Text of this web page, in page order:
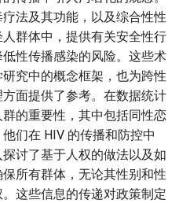
法及其功能，以及综合性性
群体中，提供有关安全性行
性传播感染的风险。这些术
究中的概念框架，也为跨性
面提供了参考。在数据统计
的重要性，其中包括同性恋
们在 HIV 的传播和防控中
讨了基于人权的做法以及如
所有群体，无论其性别和性
这些信息的传递对政策制定